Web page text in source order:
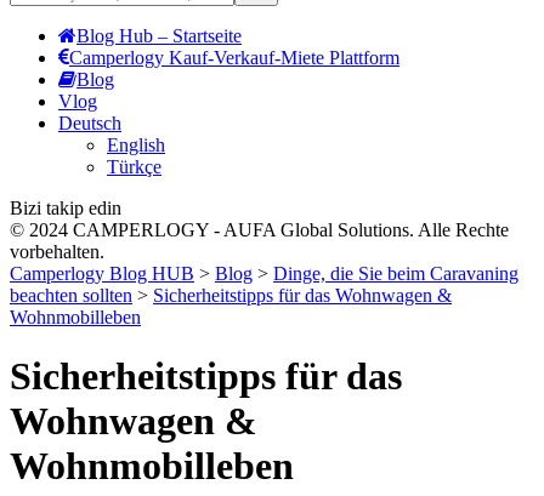
Blog Hub – Startseite
Camperlogy Kauf-Verkauf-Miete Plattform
Blog
Vlog
Deutsch
English
Türkçe
Bizi takip edin
© 2024 CAMPERLOGY - AUFA Global Solutions. Alle Rechte
vorbehalten.
Camperlogy Blog HUB > Blog > Dinge, die Sie beim Caravaning
beachten sollten > Sicherheitstipps für das Wohnwagen &
Wohnmobilleben
Sicherheitstipps für das
Wohnwagen &
Wohnmobilleben